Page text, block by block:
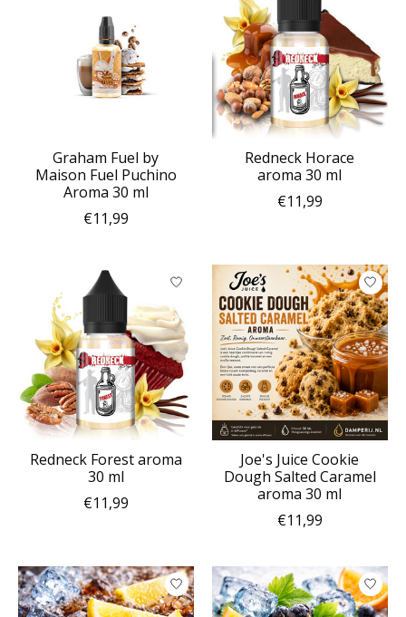
Graham Fuel by
Maison Fuel Puchino
Aroma 30 ml
€11,99
Redneck Horace
aroma 30 ml
€11,99
Redneck Forest aroma
30 ml
€11,99
Joe's Juice Cookie
Dough Salted Caramel
aroma 30 ml
€11,99